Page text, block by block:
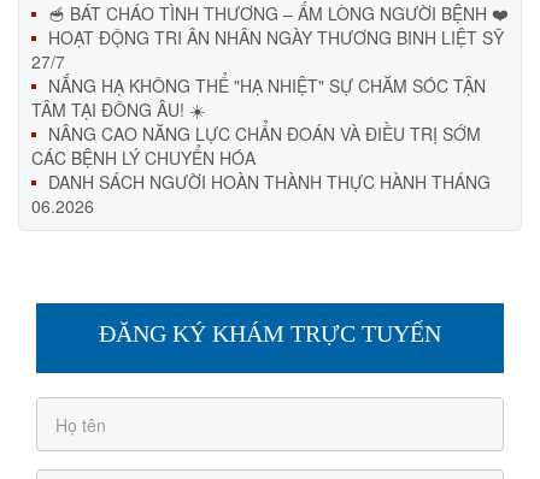
🥣 BÁT CHÁO TÌNH THƯƠNG – ẤM LÒNG NGƯỜI BỆNH ❤️
HOẠT ĐỘNG TRI ÂN NHÂN NGÀY THƯƠNG BINH LIỆT SỸ
27/7
NẮNG HẠ KHÔNG THỂ "HẠ NHIỆT" SỰ CHĂM SÓC TẬN
TÂM TẠI ĐÔNG ÂU! ☀️
NÂNG CAO NĂNG LỰC CHẨN ĐOÁN VÀ ĐIỀU TRỊ SỚM
CÁC BỆNH LÝ CHUYỂN HÓA
DANH SÁCH NGƯỜI HOÀN THÀNH THỰC HÀNH THÁNG
06.2026
ĐĂNG KÝ KHÁM TRỰC TUYẾN